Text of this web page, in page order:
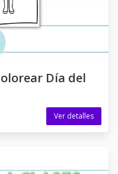
Día del
Ver detalles